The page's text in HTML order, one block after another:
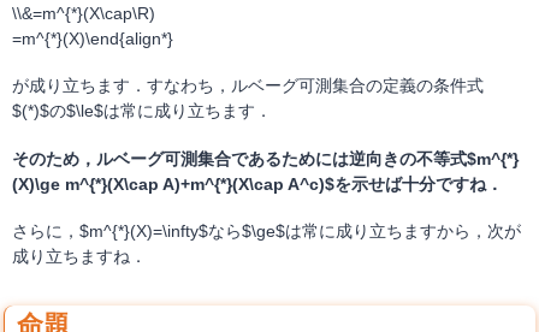
\\&=m^{*}(X\cap\R)
=m^{*}(X)\end{align*}
が成り立ちます．すなわち，ルベーグ可測集合の定義の条件式
$(*)$の$\le$は常に成り立ちます．
そのため，ルベーグ可測集合であるためには逆向きの不等式$m^{*}
(X)\ge m^{*}(X\cap A)+m^{*}(X\cap A^c)$を示せば十分ですね．
さらに，$m^{*}(X)=\infty$なら$\ge$は常に成り立ちますから，次が
成り立ちますね．